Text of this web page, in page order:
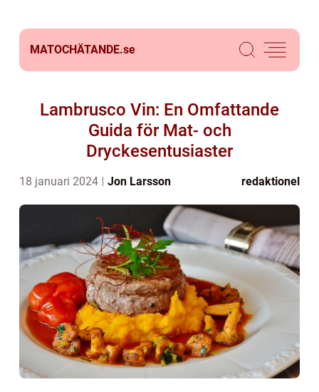
MATOCHÄTANDE.se
Lambrusco Vin: En Omfattande
Guida för Mat- och
Dryckesentusiaster
18 januari 2024 Jon Larsson redaktionel